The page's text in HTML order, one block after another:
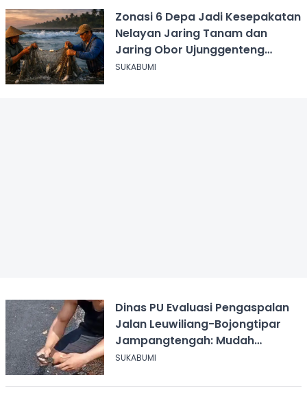
Zonasi 6 Depa Jadi Kesepakatan
Nelayan Jaring Tanam dan
Jaring Obor Ujunggenteng
Sukabumi
SUKABUMI
Dinas PU Evaluasi Pengaspalan
Jalan Leuwiliang-Bojongtipar
Jampangtengah: Mudah
Mengelupas
SUKABUMI